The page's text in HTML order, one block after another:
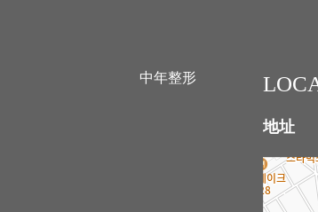
中年整形
地址